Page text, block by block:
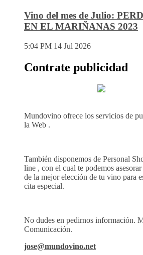
Vino del mes de Julio:
EN EL MARIÑANAS 2023
5:04 PM 14 Jul 2026
Contrate publicidad
Mundovino ofrece los servicios de
la Web .
También disponemos de Personal
line , con el cual te podemos
de la mejor elección de tu vino para
cita especial.
No dudes en pedirnos información.
Comunicación.
jose@mundovino.net